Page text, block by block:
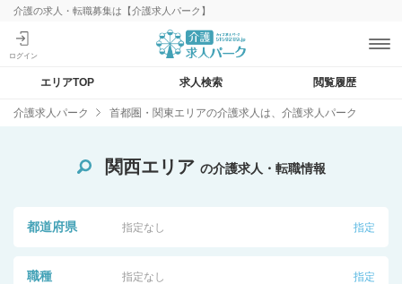
介護の求人・転職募集は【介護求人パーク】
エリアTOP 求人検索 閲覧履歴
介護求人パーク 首都圏・関東エリアの介護求人は、介護求人パーク
関西エリア の介護求人・転職情報
都道府県 指定なし 指定
職種 指定なし 指定